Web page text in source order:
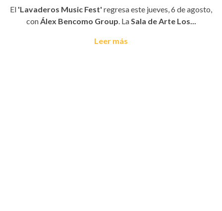
El 'Lavaderos Music Fest' regresa este jueves, 6 de agosto,
conÁlex Bencomo Group. LaSala de Arte Los...
Leer más